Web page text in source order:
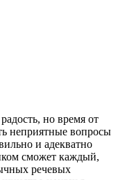
но время от
неприятные вопросы
и адекватно
сможет каждый,
речевых